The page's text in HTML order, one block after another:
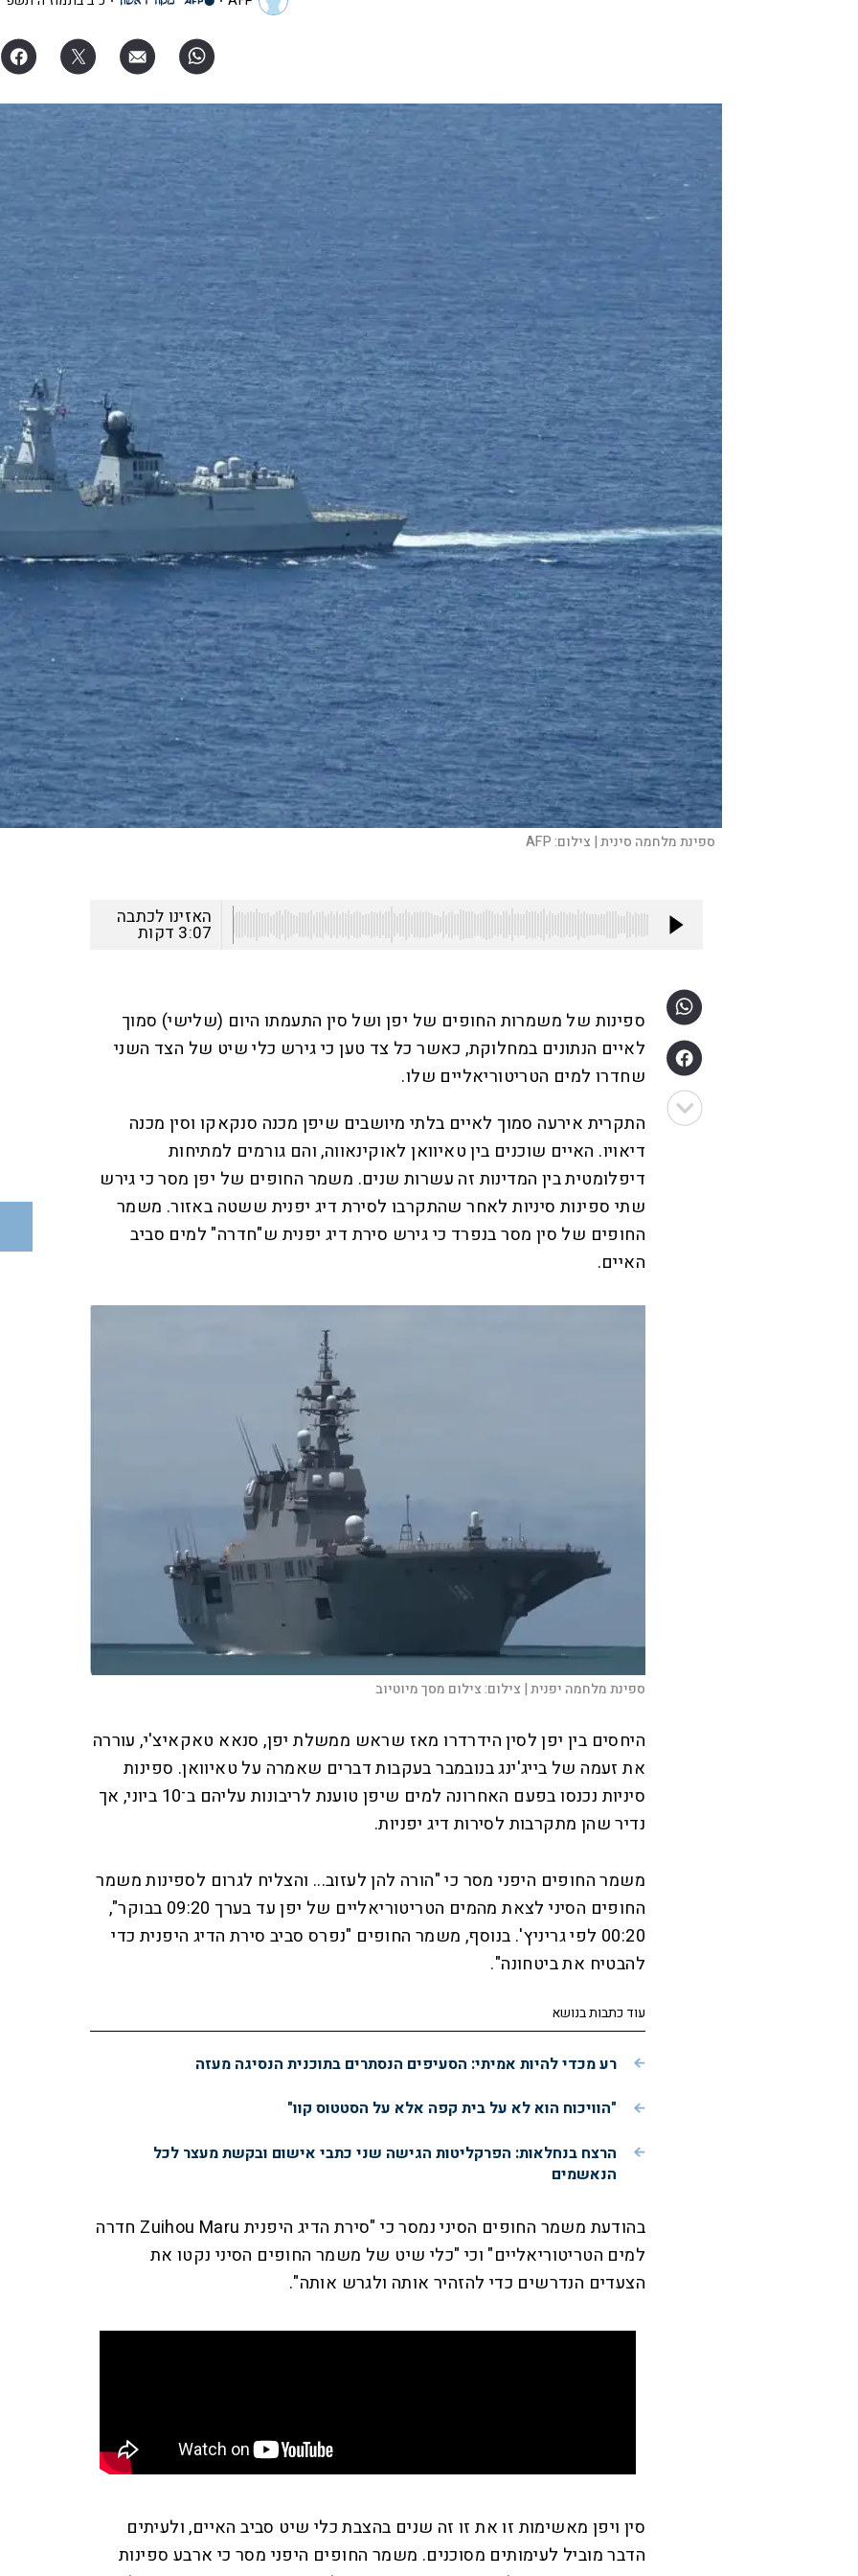
ספינת מלחמה סינית | צילום:AFP
האזינו לכתבה
3:07 דקות
ספינות של משמרות החופים של יפן ושל סין התעמתו היום (שלישי) סמוך
לאיים הנתונים במחלוקת, כאשר כל צד טען כי גירש כלי שיט של הצד השני
שחדרו למים הטריטוריאליים שלו.
התקרית אירעה סמוך לאיים בלתי מיושבים שיפן מכנה סנקאקו וסין מכנה
דיאויו. האיים שוכנים בין טאיוואן לאוקינאווה, והם גורמים למתיחות
דיפלומטית בין המדינות זה עשרות שנים. משמר החופים של יפן מסר כי גירש
שתי ספינות סיניות לאחר שהתקרבו לסירת דיג יפנית ששטה באזור. משמר
החופים של סין מסר בנפרד כי גירש סירת דיג יפנית ש"חדרה" למים סביב
האיים.
ספינת מלחמה יפנית | צילום:צילום מסך מיוטיוב
היחסים בין יפן לסין הידרדרו מאז שראש ממשלת יפן, סנאא טאקאיצ'י, עוררה
את זעמה של בייג'ינג בנובמבר בעקבות דברים שאמרה על טאיוואן. ספינות
סיניות נכנסו בפעם האחרונה למים שיפן טוענת לריבונות עליהם ב־10 ביוני, אך
נדיר שהן מתקרבות לסירות דיג יפניות.
משמר החופים היפני מסר כי "הורה להן לעזוב... והצליח לגרום לספינות משמר
החופים הסיני לצאת מהמים הטריטוריאליים של יפן עד בערך 09:20 בבוקר",
00:20 לפי גריניץ'. בנוסף, משמר החופים "נפרס סביב סירת הדיג היפנית כדי
להבטיח את ביטחונה".
עוד כתבות בנושא
רע מכדי להיות אמיתי: הסעיפים הנסתרים בתוכנית הנסיגה מעזה
"הוויכוח הוא לא על בית קפה אלא על הסטטוס קוו"
הרצח בנחלאות: הפרקליטות הגישה שני כתבי אישום ובקשת מעצר לכל
הנאשמים
בהודעת משמר החופים הסיני נמסר כי "סירת הדיג היפנית Zuihou Maru חדרה
למים הטריטוריאליים" וכי "כלי שיט של משמר החופים הסיני נקטו את
הצעדים הנדרשים כדי להזהיר אותה ולגרש אותה".
סין ויפן מאשימות זו את זו זה שנים בהצבת כלי שיט סביב האיים, ולעיתים
הדבר מוביל לעימותים מסוכנים. משמר החופים היפני מסר כי ארבע ספינות